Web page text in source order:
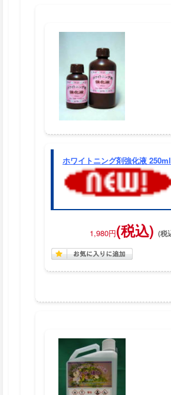
ホワイトニング剤強化液 250ml
1,980円(税込)